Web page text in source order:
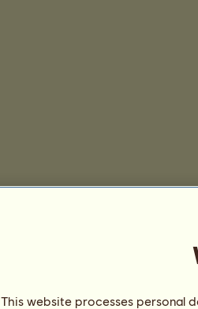
This website processes personal